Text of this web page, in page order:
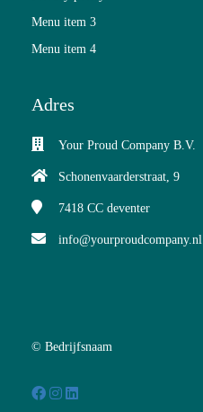
Menu item 3
Menu item 4
Adres
Your Proud Company B.V.
Schonenvaarderstraat, 9
7418 CC deventer
info@yourproudcompany.nl
© Bedrijfsnaam